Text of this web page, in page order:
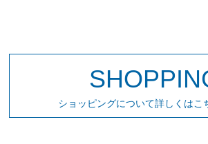
お買い物を続ける カート
ショッピングについて詳しくは